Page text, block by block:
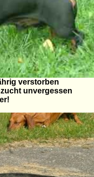
verstorben
unvergessen